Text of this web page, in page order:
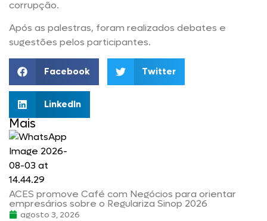
corrupção.
Após as palestras, foram realizados debates e
sugestões pelos participantes.
Facebook Twitter
LinkedIn
Mais
ACES promove Café com Negócios para orientar
empresários sobre o Regulariza Sinop 2026
agosto 3, 2026